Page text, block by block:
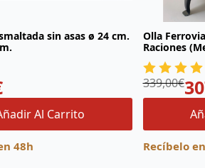
sin asas ø 24 cm.
Al Carrito
48h
Olla
Raciones
540mm)
339,00€
El
precio
339,00€.
El
precio
307,00€.
Recíbelo